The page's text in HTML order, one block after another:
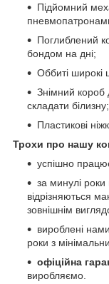
Підйомний
Поглиблений
бондом на дні;
Оббиті
Знімний короб
складати білизну;
Пластикові
Трохи про нашу
успішно
за минулі
відрізняються
зовнішнім
вироблені
роки з
офіційна
виробляємо.